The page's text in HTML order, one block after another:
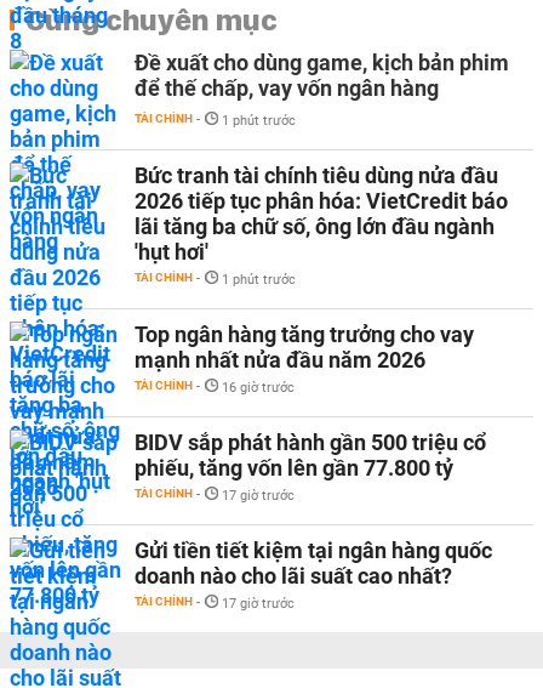
Cùng chuyên mục
Đề xuất cho dùng game, kịch bản phim
để thế chấp, vay vốn ngân hàng
TÀI CHÍNH - 1 phút trước
Bức tranh tài chính tiêu dùng nửa đầu
2026 tiếp tục phân hóa: VietCredit báo
lãi tăng ba chữ số, ông lớn đầu ngành
'hụt hơi'
TÀI CHÍNH - 1 phút trước
Top ngân hàng tăng trưởng cho vay
mạnh nhất nửa đầu năm 2026
TÀI CHÍNH - 16 giờ trước
BIDV sắp phát hành gần 500 triệu cổ
phiếu, tăng vốn lên gần 77.800 tỷ
TÀI CHÍNH - 17 giờ trước
Gửi tiền tiết kiệm tại ngân hàng quốc
doanh nào cho lãi suất cao nhất?
TÀI CHÍNH - 17 giờ trước